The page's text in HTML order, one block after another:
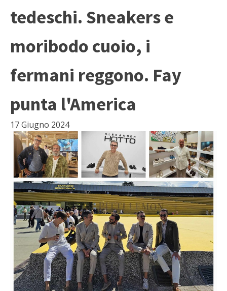
tedeschi. Sneakers e
moribodo cuoio, i
fermani reggono. Fay
punta l'America
17 Giugno 2024